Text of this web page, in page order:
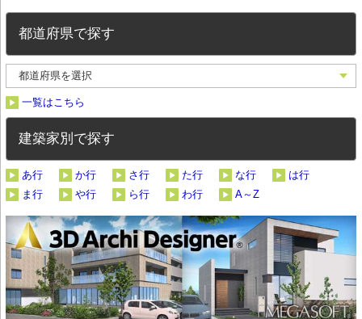
都道府県で探す
一覧はこちら
建築家別で探す
あ行 か行 さ行 た行 な行
は行
ま行
や行 ら行 わ行 A～Z